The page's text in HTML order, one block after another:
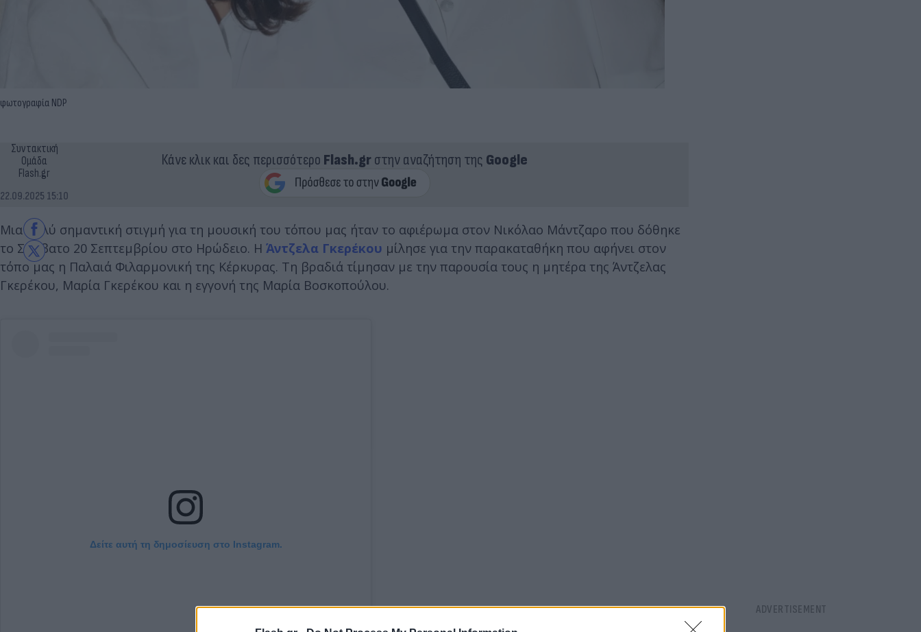
φωτογραφία NDP
Συντακτική
Ομάδα
Flash.gr
22.09.2025 15:10
Κάνε κλικ και δες περισσότερο Flash.grστην αναζήτηση της Google
Μια πολύ σημαντική στιγμή για τη μουσική του τόπου μας ήταν το αφιέρωμα στον Νικόλαο Μάντζαρο που δόθηκε
το Σάββατο 20 Σεπτεμβρίου στο Ηρώδειο. Η Άντζελα Γκερέκου μίλησε για την παρακαταθήκη που αφήνει στον
τόπο μας η Παλαιά Φιλαρμονική της Κέρκυρας. Τη βραδιά τίμησαν με την παρουσία τους η μητέρα της Άντζελας
Γκερέκου, Μαρία Γκερέκου και η εγγονή της Μαρία Βοσκοπούλου.
Δείτε αυτή τη δημοσίευση στο Instagram.